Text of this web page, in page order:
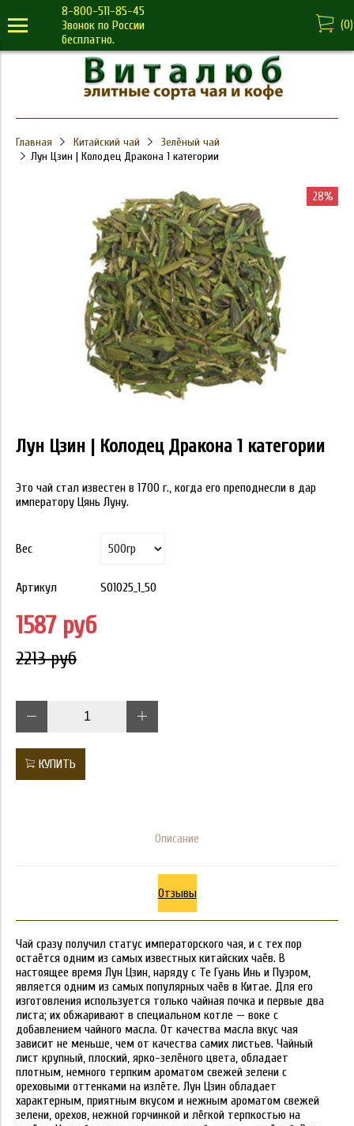
8-800-511-85-45
Звонок по России
бесплатно.
(0)
Главная Китайский чай
Зелёный чай
Лун Цзин | Колодец Дракона 1 категории
28%
Лун Цзин | Колодец Дракона 1 категории
Это чай стал известен в 1700 г., когда его преподнесли в дар
императору Цянь Луну.
Вес
Артикул S01025_1_50
1587 руб
2213 руб
КУПИТЬ
Описание
Отзывы
Чай сразу получил статус императорского чая, и с тех пор
остаётся одним из самых известных китайских чаёв. В
настоящее время Лун Цзин, наряду с Те Гуань Инь и Пуэром,
является одним из самых популярных чаёв в Китае. Для его
изготовления используется только чайная почка и первые два
листа; их обжаривают в специальном котле — воке с
добавлением чайного масла. От качества масла вкус чая
зависит не меньше, чем от качества самих листьев. Чайный
лист крупный, плоский, ярко-зелёного цвета, обладает
плотным, немного терпким ароматом свежей зелени с
ореховыми оттенками на излёте. Лун Цзин обладает
характерным, приятным вкусом и нежным ароматом свежей
зелени, орехов, нежной горчинкой и лёгкой терпкостью на